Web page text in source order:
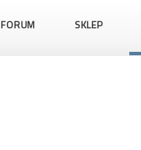
FORUM SKLEP